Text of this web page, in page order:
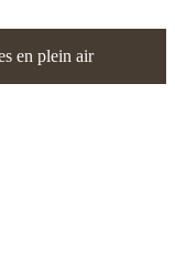
en plein air